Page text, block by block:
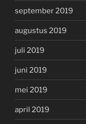
september 2019
augustus 2019
juli 2019
juni 2019
mei 2019
april 2019